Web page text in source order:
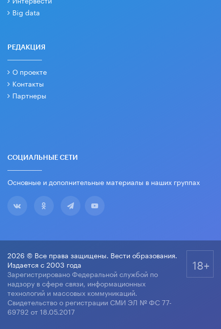
Big data
РЕДАКЦИЯ
О проекте
Контакты
Партнеры
СОЦИАЛЬНЫЕ СЕТИ
Основные и дополнительные материалы в наших группах
2026 © Все права защищены. Вести образования.
Издается с 2003 года
Зарегистрировано Федеральной службой по
надзору в сфере связи, информационных
технологий и массовых коммуникаций.
Свидетельство о регистрации СМИ ЭЛ № ФС 77-
69792 от 18.05.2017
18+